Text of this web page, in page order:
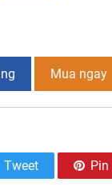
Mua ngay
Tweet Pin